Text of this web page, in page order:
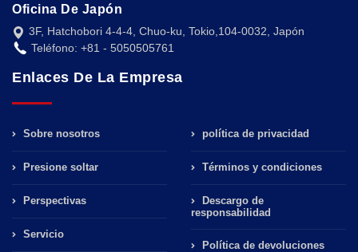
Oficina De Japón
3F, Hatchobori 4-4-4, Chuo-ku, Tokio,104-0032, Japón
Teléfono: +81 - 5050505761
Enlaces De La Empresa
Sobre nosotros
Presione soltar
Perspectivas
Servicio
política de privacidad
Términos y condiciones
Descargo de
responsabilidad
Política de devoluciones